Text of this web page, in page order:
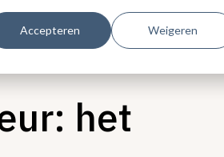
Accepteren Weigeren
het